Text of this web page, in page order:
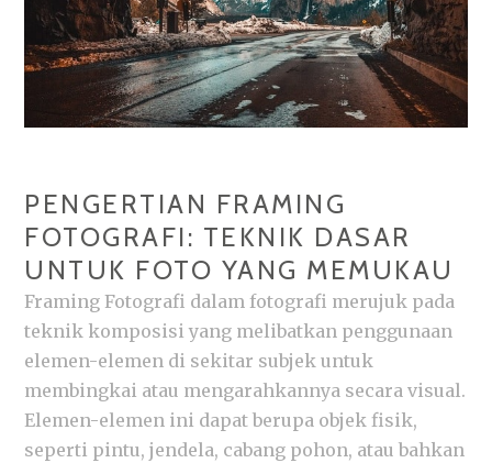
PENGERTIAN FRAMING
FOTOGRAFI: TEKNIK DASAR
UNTUK FOTO YANG MEMUKAU
Framing Fotografi dalam fotografi merujuk pada
teknik komposisi yang melibatkan penggunaan
elemen-elemen di sekitar subjek untuk
membingkai atau mengarahkannya secara visual.
Elemen-elemen ini dapat berupa objek fisik,
seperti pintu, jendela, cabang pohon, atau bahkan